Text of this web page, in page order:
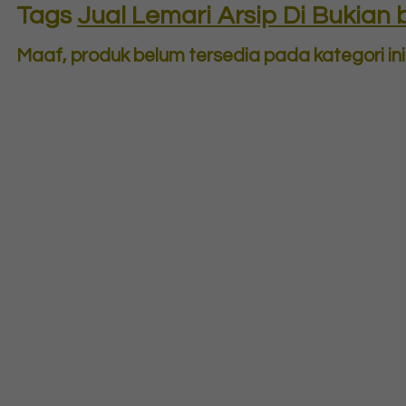
Tags Jual Lemari Arsip Di Bukian
Maaf, produk belum tersedia pada kategori ini